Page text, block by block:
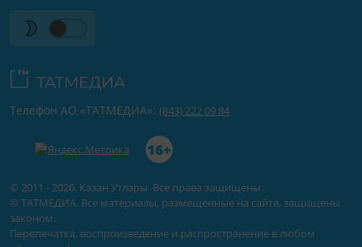
© 2011 - 2026. Казан Утлары. Все права защищены.
© ТАТМЕДИА. Все материалы, размещенные на сайте, защищены
законом.
Перепечатка, воспроизведение и распространение в любом
Телефон АО «ТАТМЕДИА»: (843) 222 09 84
16+